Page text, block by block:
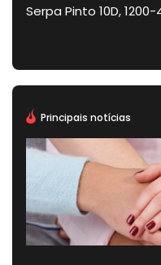
Serpa Pinto 10D,
Principais notícias